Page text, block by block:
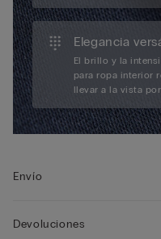
Elegancia
El brillo y la
para ropa interior
llevar a la vista
Envío
Devoluciones